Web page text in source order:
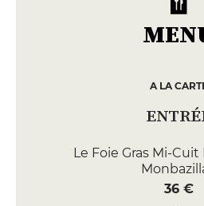
A LA
Le Foie Gras Mi-
36 €